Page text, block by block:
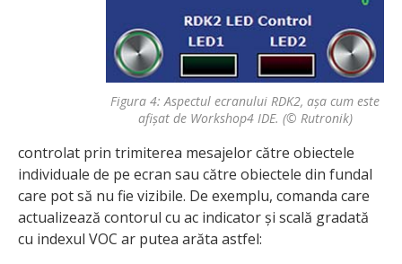
Figura 4: Aspectul ecranului RDK2, așa cum este
afișat de Workshop4 IDE. (© Rutronik)
controlat prin trimiterea mesajelor către obiectele
individuale de pe ecran sau către obiectele din fundal
care pot să nu fie vizibile. De exemplu, comanda care
actualizează contorul cu ac indicator și scală gradată
cu indexul VOC ar putea arăta astfel: